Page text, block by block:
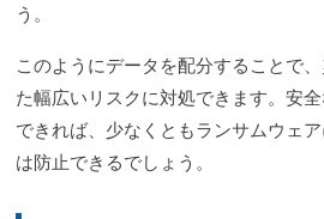
う。
このようにデータを配分することで
た幅広いリスクに対処できます。安
できれば、少なくともランサムウェ
は防止できるでしょう。